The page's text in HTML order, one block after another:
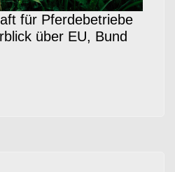
für Pferdebetriebe
über EU, Bund